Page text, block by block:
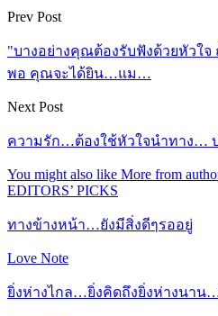
Prev Post
"บางอย่างคุณต้องรับฟังด้วยหัวใ
พอ คุณจะได้ยิน…แม…
Next Post
ความรัก…ต้องใช้หัวใจนำทาง…
You might also like More from
EDITORS’ PICKS
ทางข้างหน้า…ยังมีสิ่งดีๆรออยู่
Love Note
ยิ่งห่างไกล…ยิ่งคิดถึงยิ่งห่างนาน